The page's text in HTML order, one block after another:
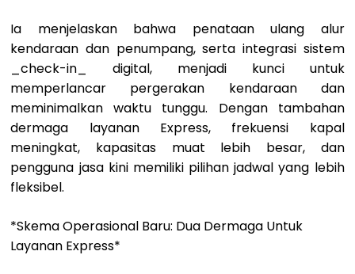
Ia menjelaskan bahwa penataan ulang alur
kendaraan dan penumpang, serta integrasi sistem
_check-in_ digital, menjadi kunci untuk
memperlancar pergerakan kendaraan dan
meminimalkan waktu tunggu. Dengan tambahan
dermaga layanan Express, frekuensi kapal
meningkat, kapasitas muat lebih besar, dan
pengguna jasa kini memiliki pilihan jadwal yang lebih
fleksibel.
*Skema Operasional Baru: Dua Dermaga Untuk
Layanan Express*